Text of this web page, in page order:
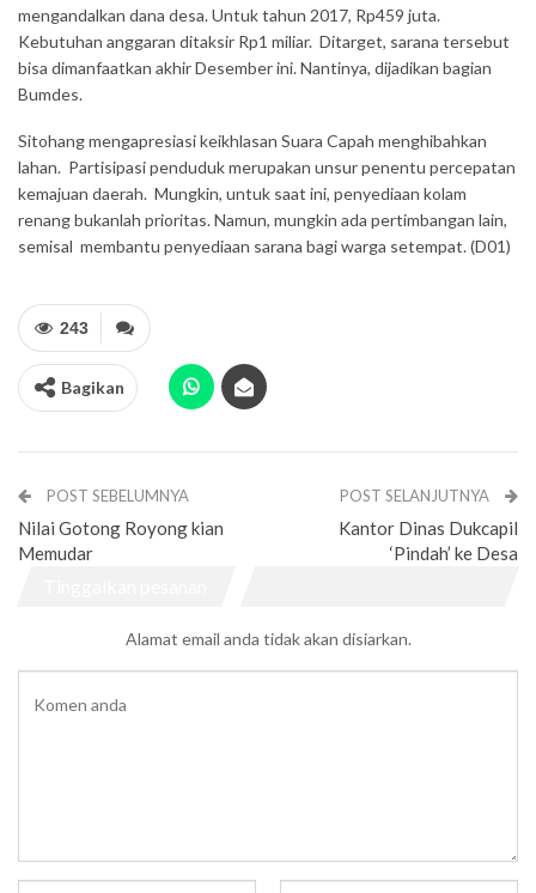
mengandalkan dana desa. Untuk tahun 2017, Rp459 juta.
Kebutuhan anggaran ditaksir Rp1 miliar. Ditarget, sarana tersebut
bisa dimanfaatkan akhir Desember ini. Nantinya, dijadikan bagian
Bumdes.
Sitohang mengapresiasi keikhlasan Suara Capah menghibahkan
lahan. Partisipasi penduduk merupakan unsur penentu percepatan
kemajuan daerah. Mungkin, untuk saat ini, penyediaan kolam
renang bukanlah prioritas. Namun, mungkin ada pertimbangan lain,
semisal membantu penyediaan sarana bagi warga setempat. (D01)
243
Bagikan
POST SEBELUMNYA
Nilai Gotong Royong kian
Memudar
POST SELANJUTNYA
Kantor Dinas Dukcapil
‘Pindah’ ke Desa
Alamat email anda tidak akan disiarkan.